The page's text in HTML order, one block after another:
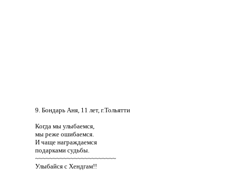
9. Бондарь Аня, 11 лет, г.Тольятти
Когда мы улыбаемся,
мы реже ошибаемся.
И чаще награждаемся
подарками судьбы.
~~~~~~~~~~~~~~~~~~~~~~~
Улыбайся с Хендгам!!